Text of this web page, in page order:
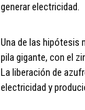
generar electricidad.
Una de las hipótesis
pila gigante, con el
La liberación de
electricidad y